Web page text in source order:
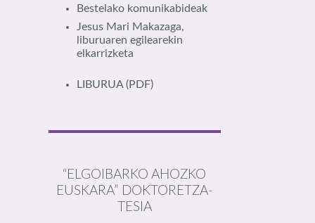
Bestelako komunikabideak
Jesus Mari Makazaga,
liburuaren egilearekin
elkarrizketa
LIBURUA(PDF)
“ELGOIBARKO AHOZKO
EUSKARA” DOKTORETZA-
TESIA